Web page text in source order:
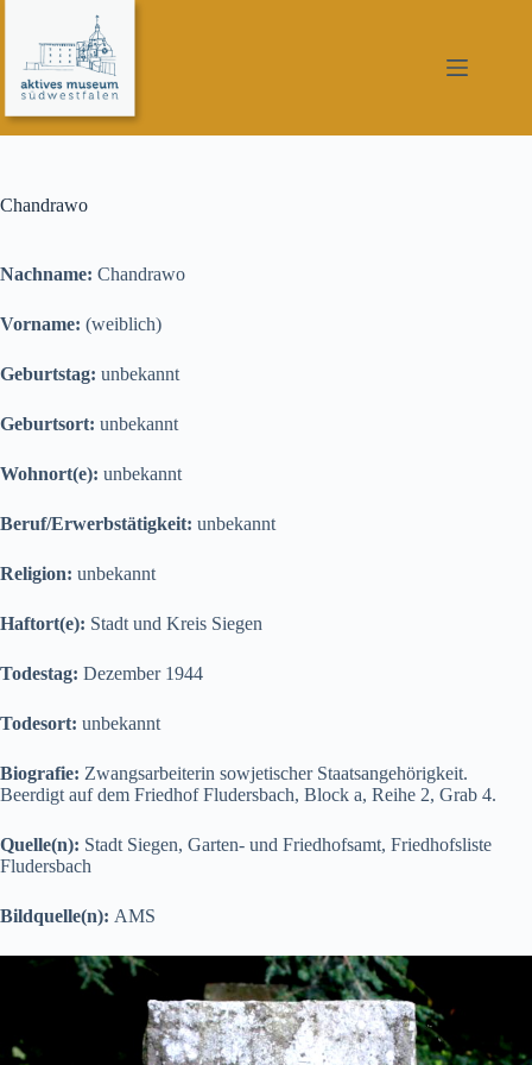
springen
Chandrawo
Nachname: Chandrawo
Vorname: (weiblich)
Geburtstag: unbekannt
Geburtsort: unbekannt
Wohnort(e): unbekannt
Beruf/Erwerbstätigkeit: unbekannt
Religion: unbekannt
Haftort(e): Stadt und Kreis Siegen
Todestag: Dezember 1944
Todesort: unbekannt
Biografie: Zwangsarbeiterin sowjetischer Staatsangehörigkeit.
Beerdigt auf dem Friedhof Fludersbach, Block a, Reihe 2, Grab 4.
Quelle(n): Stadt Siegen, Garten- und Friedhofsamt, Friedhofsliste
Fludersbach
Bildquelle(n): AMS